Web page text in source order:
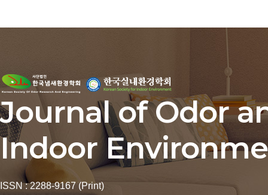
Journal of Odor
Indoor
ISSN : 2288-9167 (Print)